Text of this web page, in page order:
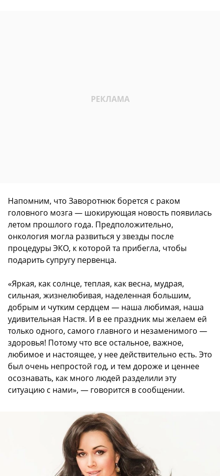
Напомним, что Заворотнюк борется с раком
головного мозга — шокирующая новость появилась
летом прошлого года. Предположительно,
онкология могла развиться у звезды после
процедуры ЭКО, к которой та прибегла, чтобы
подарить супругу первенца.
«Яркая, как солнце, теплая, как весна, мудрая,
сильная, жизнелюбивая, наделенная большим,
добрым и чутким сердцем — наша любимая, наша
удивительная Настя. И в ее праздник мы желаем ей
только одного, самого главного и незаменимого —
здоровья! Потому что все остальное, важное,
любимое и настоящее, у нее действительно есть. Это
был очень непростой год, и тем дороже и ценнее
осознавать, как много людей разделили эту
ситуацию с нами», — говорится в сообщении.